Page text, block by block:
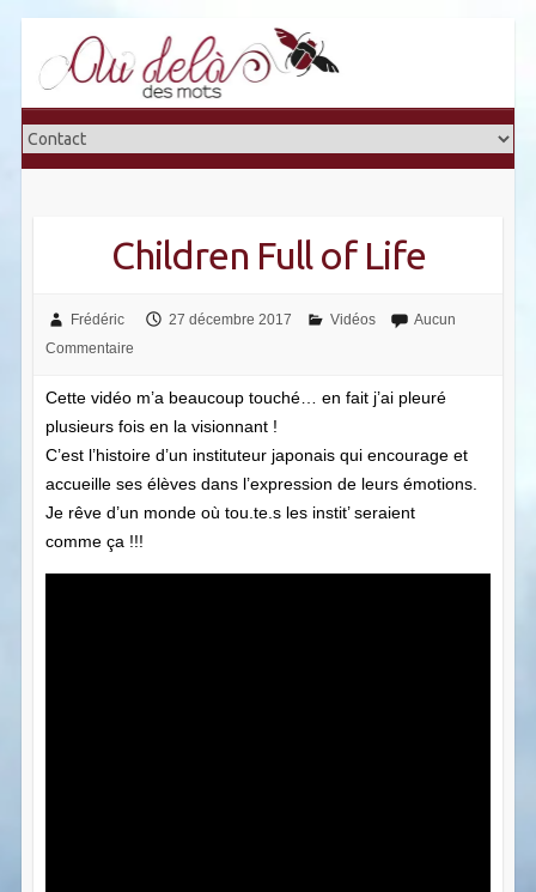
content
Children Full of Life
Frédéric 27 décembre 2017 Vidéos
Aucun
Commentaire
Cette vidéo m’a beaucoup touché… en fait j’ai pleuré
plusieurs fois en la visionnant !
C’est l’histoire d’un instituteur japonais qui encourage et
accueille ses élèves dans l’expression de leurs émotions.
Je rêve d’un monde où tou.te.s les instit’ seraient
comme ça !!!